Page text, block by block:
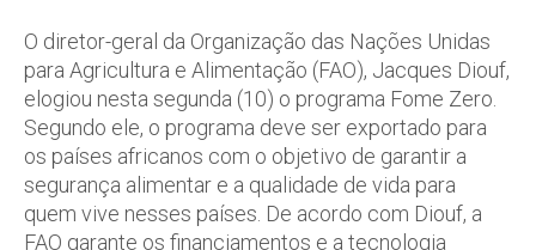
O diretor-geral da Organização das Nações Unidas
para Agricultura e Alimentação (FAO), Jacques Diouf,
elogiou nesta segunda (10) o programa Fome Zero.
Segundo ele, o programa deve ser exportado para
os países africanos com o objetivo de garantir a
segurança alimentar e a qualidade de vida para
quem vive nesses países. De acordo com Diouf, a
FAO garante os financiamentos e a tecnologia